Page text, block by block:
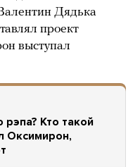
Дядька
проект
выступал
Кто такой
Оксимирон,